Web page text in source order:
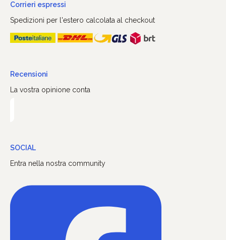
Corrieri espressi
Spedizioni per l'estero calcolata al checkout
Recensioni
La vostra opinione conta
SOCIAL
Entra nella nostra community